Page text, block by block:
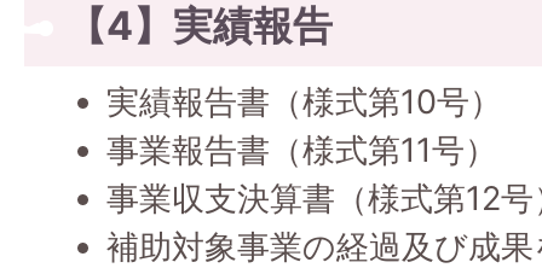
【4】実績報告
実績報告書（様式第10号）
事業報告書（様式第11号）
事業収支決算書（様式第12号
補助対象事業の経過及び成